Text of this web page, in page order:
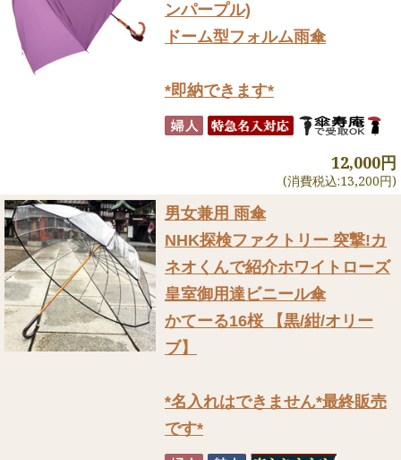
ンパープル)
ドーム型フォルム雨傘
*即納できます*
12,000円
(消費税込:13,200円)
男女兼用 雨傘
NHK探検ファクトリー 突撃!カ
ネオくんで紹介ホワイトローズ
皇室御用達ビニール傘
かてーる16桜 【黒/紺/オリー
ブ】
*名入れはできません*最終販売
です*